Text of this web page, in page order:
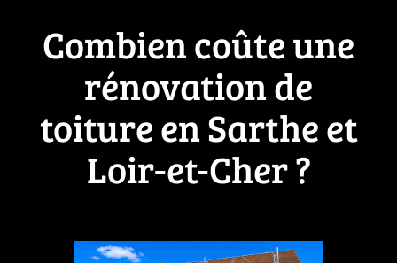
Combien coûte une
rénovation de
toiture en Sarthe et
Loir-et-Cher ?